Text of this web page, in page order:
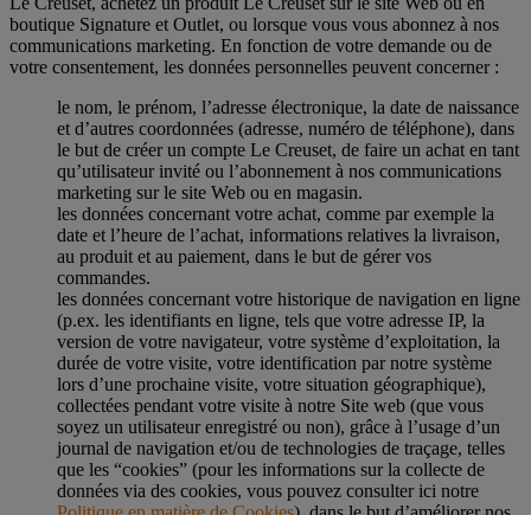
boutique Signature et Outlet, ou lorsque vous vous abonnez à nos
communications marketing. En fonction de votre demande ou de
votre consentement, les données personnelles peuvent concerner :
le nom, le prénom, l’adresse électronique, la date de naissance
et d’autres coordonnées (adresse, numéro de téléphone), dans
le but de créer un compte Le Creuset, de faire un achat en tant
qu’utilisateur invité ou l’abonnement à nos communications
marketing sur le site Web ou en magasin.
les données concernant votre achat, comme par exemple la
date et l’heure de l’achat, informations relatives la livraison,
au produit et au paiement, dans le but de gérer vos
commandes.
les données concernant votre historique de navigation en ligne
(p.ex. les identifiants en ligne, tels que votre adresse IP, la
version de votre navigateur, votre système d’exploitation, la
durée de votre visite, votre identification par notre système
lors d’une prochaine visite, votre situation géographique),
collectées pendant votre visite à notre Site web (que vous
soyez un utilisateur enregistré ou non), grâce à l’usage d’un
journal de navigation et/ou de technologies de traçage, telles
que les “cookies” (pour les informations sur la collecte de
données via des cookies, vous pouvez consulter ici notre